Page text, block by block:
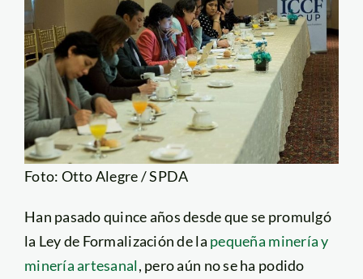
Foto: Otto Alegre / SPDA
Han pasado quince años desde que se promulgó
la Ley de Formalización de la pequeña minería y
minería artesanal, pero aún no se ha podido